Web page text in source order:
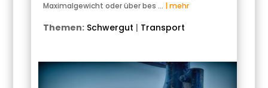
Maximalgewicht oder über bes … | mehr
Themen: Schwergut | Transport